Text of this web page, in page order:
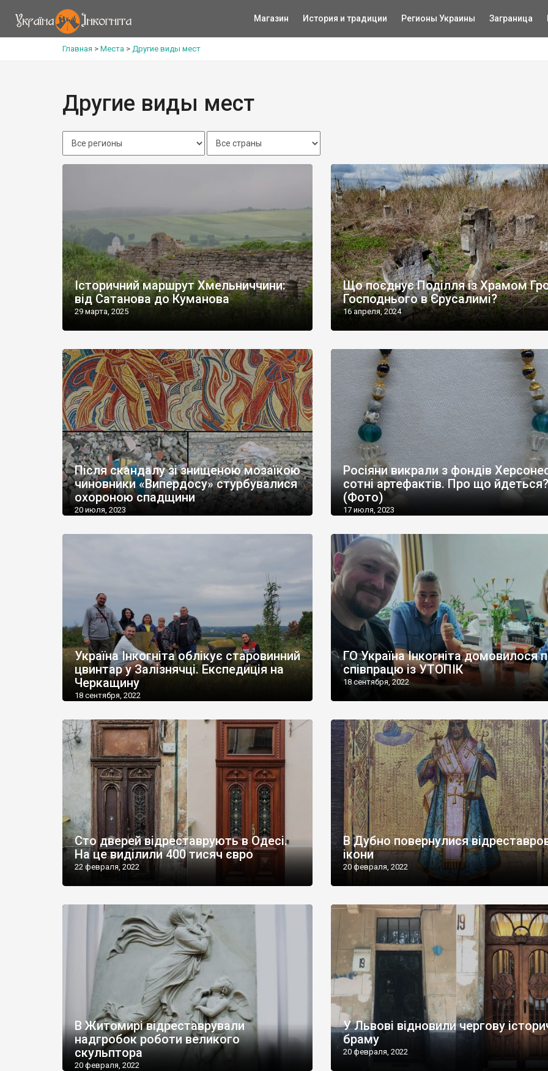
Магазин История и традиции Регионы Украины Заграница
Главная > Места > Другие виды мест
Другие виды мест
Історичний маршрут Хмельниччини:
від Сатанова до Куманова
29 марта, 2025
Що поєднує Поділля із Храмом
Господнього в Єрусалимі?
16 апреля, 2024
Після скандалу зі знищеною мозаїкою
чиновники «Випердосу» стурбувалися
охороною спадщини
20 июля, 2023
Росіяни викрали з фондів
сотні артефактів. Про що йдеться?
(Фото)
17 июля, 2023
Україна Інкогніта облікує старовинний
цвинтар у Залізнячці. Експедиція на
Черкащину
18 сентября, 2022
ГО Україна Інкогніта домовилося
співпрацю із УТОПІК
18 сентября, 2022
Сто дверей відреставрують в Одесі.
На це виділили 400 тисяч євро
22 февраля, 2022
В Дубно повернулися
ікони
20 февраля, 2022
В Житомирі відреставрували
надгробок роботи великого
скульптора
20 февраля, 2022
У Львові відновили чергову
браму
20 февраля, 2022